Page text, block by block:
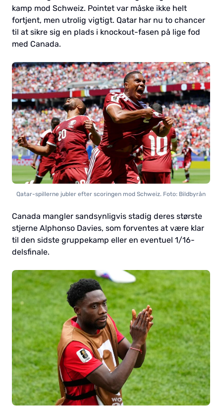
kamp mod Schweiz. Pointet var måske ikke helt
fortjent, men utrolig vigtigt. Qatar har nu to chancer
til at sikre sig en plads i knockout-fasen på lige fod
med Canada.
Qatar-spillerne jubler efter scoringen mod Schweiz. Foto: Bildbyrån
Canada mangler sandsynligvis stadig deres største
stjerne Alphonso Davies, som forventes at være klar
til den sidste gruppekamp eller en eventuel 1/16-
delsfinale.